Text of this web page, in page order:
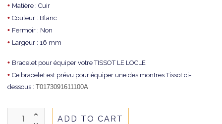
• Matière : Cuir
• Couleur : Blanc
• Fermoir : Non
• Largeur : 16 mm
• Bracelet pour équiper votre TISSOT LE LOCLE
• Ce bracelet est prévu pour équiper une des montres Tissot ci-
dessous : T0173091611100A
ADD TO CART